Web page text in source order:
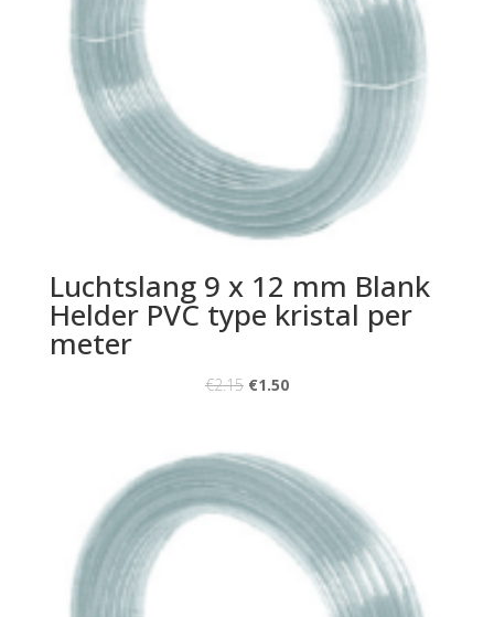
Luchtslang 9 x 12 mm Blank
Helder PVC type kristal per
meter
€2.15 €1.50